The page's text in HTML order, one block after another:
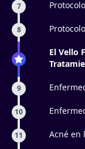
7
8
El Vello
9
10
11 Acné en